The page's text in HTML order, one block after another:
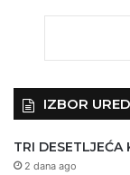
IZBOR
TRI DESETLJEĆA
2 dana ago